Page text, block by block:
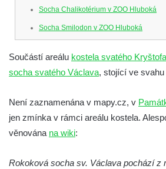
Socha Chalikotérium v ZOO Hluboká
Socha Smilodon v ZOO Hluboká
Socha Koroun bezzubý v ZOO Hluboká
Socha Medvěd jeskynní v ZOO Hluboká
Socha Mamutí lebka v ZOO Hluboká
Socha Mamut srstnatý v ZOO Hluboká
Součástí areálu kostela svatého Kryštofa
socha svatého Václava, stojící ve
Není zaznamenána v mapy.cz, v
jen zmínka v rámci areálu kostela.
věnována na wiki:
Rokoková socha sv. Václava pochází z